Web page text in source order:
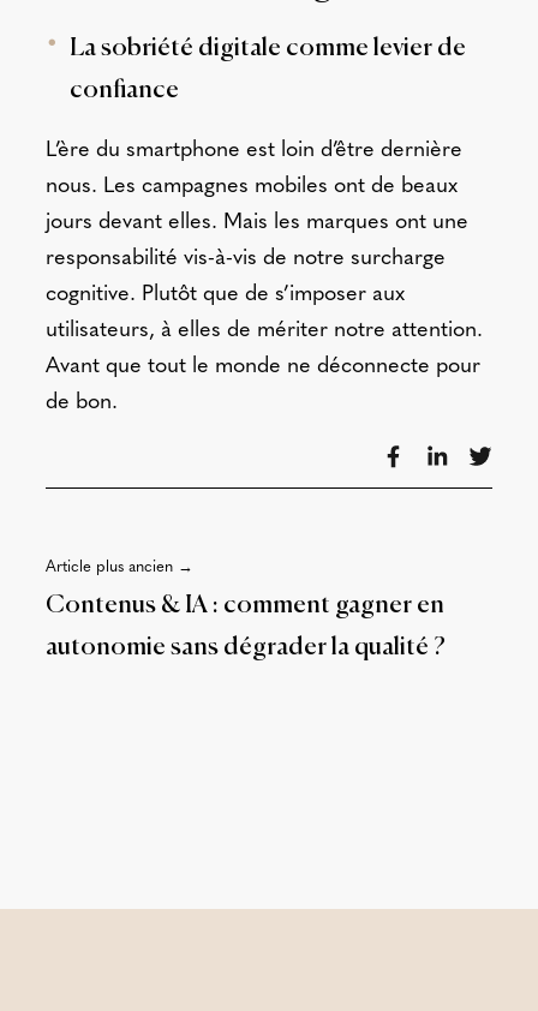
La sobriété digitale comme levier de
confiance
L’ère du smartphone est loin d’être dernière
nous. Les campagnes mobiles ont de beaux
jours devant elles. Mais les marques ont une
responsabilité vis-à-vis de notre surcharge
cognitive. Plutôt que de s’imposer aux
utilisateurs, à elles de mériter notre attention.
Avant que tout le monde ne déconnecte pour
de bon.
Article plus ancien →
Contenus & IA : comment gagner en
autonomie sans dégrader la qualité ?